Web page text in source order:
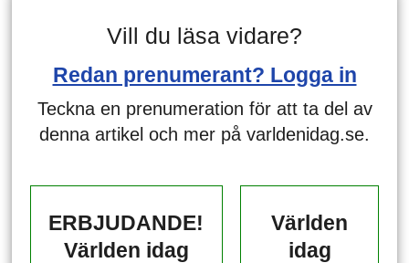
Vill du läsa vidare?
Redan prenumerant? Logga in
Teckna en prenumeration för att ta del av
denna artikel och mer på varldenidag.se.
ERBJUDANDE!
Världen idag
Världen
idag